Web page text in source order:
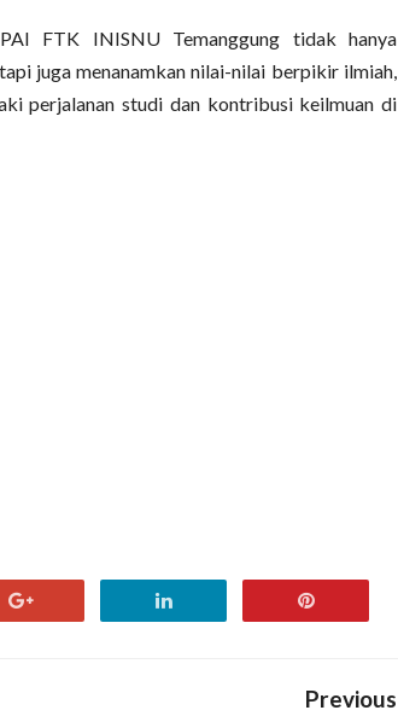
FTK INISNU Temanggung tidak hanya
juga menanamkan nilai-nilai berpikir ilmiah,
perjalanan studi dan kontribusi keilmuan di
Previous